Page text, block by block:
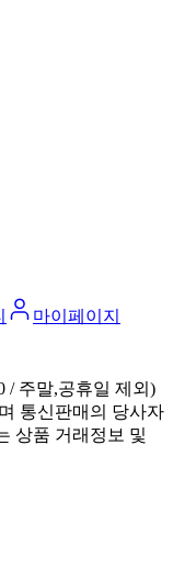
마이페이지
/ 주말,공휴일 제외)
통신판매의 당사자
상품 거래정보 및